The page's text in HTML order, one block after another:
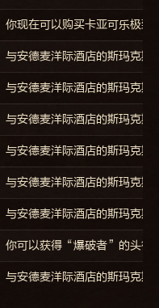
你现在可以购买卡亚可乐极致
与安德麦洋际酒店的斯玛克
与安德麦洋际酒店的斯玛克
与安德麦洋际酒店的斯玛克
与安德麦洋际酒店的斯玛克
与安德麦洋际酒店的斯玛克
与安德麦洋际酒店的斯玛克
你可以获得“爆破者”的头衔
与安德麦洋际酒店的斯玛克